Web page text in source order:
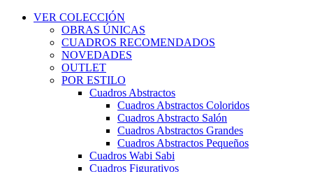
VER COLECCIÓN
OBRAS ÚNICAS
CUADROS RECOMENDADOS
NOVEDADES
OUTLET
POR ESTILO
Cuadros Abstractos
Cuadros Abstractos Coloridos
Cuadros Abstracto Salón
Cuadros Abstractos Grandes
Cuadros Abstractos Pequeños
Cuadros Wabi Sabi
Cuadros Figurativos